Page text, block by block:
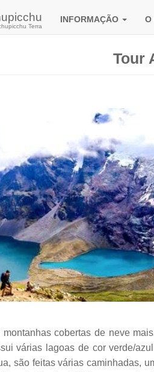
Terra
INFORMAÇÃO O
Tour
cobertas de neve
várias lagoas de cor verde/
são feitas várias caminhadas,